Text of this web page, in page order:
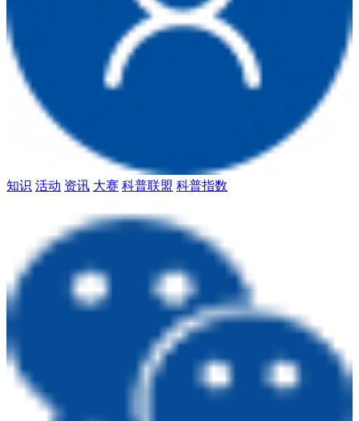
知识 活动 资讯 大赛 科普联盟 科普指数